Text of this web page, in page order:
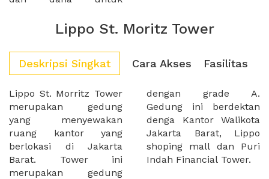
Lippo St. Moritz Tower
Deskripsi Singkat Cara Akses Fasilitas
Lippo St. Morritz Tower
merupakan gedung
yang menyewakan
ruang kantor yang
berlokasi di Jakarta
Barat. Tower ini
merupakan gedung
dengan grade A.
Gedung ini berdektan
denga Kantor Walikota
Jakarta Barat, Lippo
shoping mall dan Puri
Indah Financial Tower.